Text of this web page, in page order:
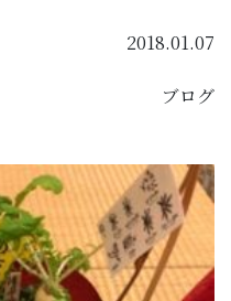
2018.01.07
ブログ